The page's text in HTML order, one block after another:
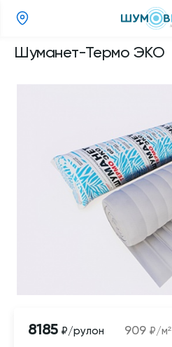
Шуманет-Термо ЭКО
8185 ₽/рулон 909 ₽/м²